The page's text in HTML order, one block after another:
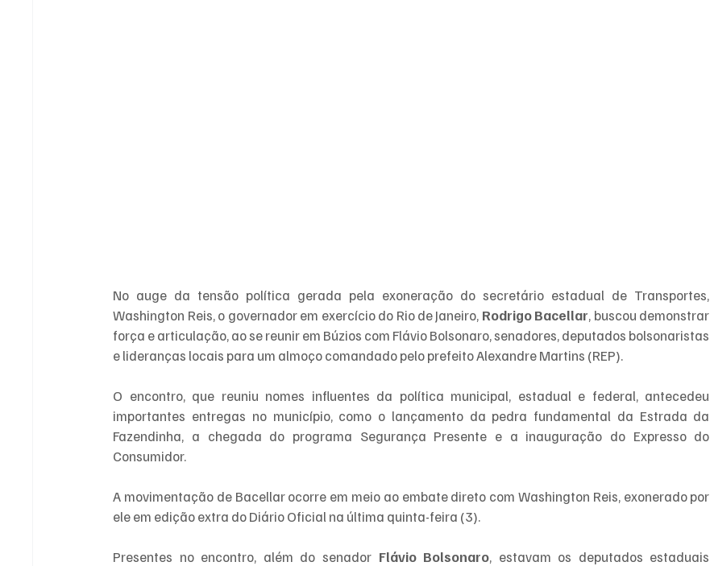
No auge da tensão política gerada pela exoneração do secretário estadual de Transportes,
Washington Reis, o governador em exercício do Rio de Janeiro, Rodrigo Bacellar, buscou demonstrar
força e articulação, ao se reunir em Búzios com Flávio Bolsonaro, senadores, deputados bolsonaristas
e lideranças locais para um almoço comandado pelo prefeito Alexandre Martins (REP).
O encontro, que reuniu nomes influentes da política municipal, estadual e federal, antecedeu
importantes entregas no município, como o lançamento da pedra fundamental da Estrada da
Fazendinha, a chegada do programa Segurança Presente e a inauguração do Expresso do
Consumidor.
A movimentação de Bacellar ocorre em meio ao embate direto com Washington Reis, exonerado por
ele em edição extra do Diário Oficial na última quinta-feira (3).
Presentes no encontro, além do senador Flávio Bolsonaro